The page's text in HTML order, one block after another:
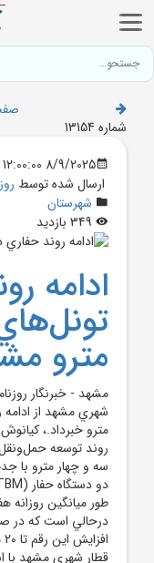
شماره 13154
8/9/2025 12:00:00 AM
ارسال شده توسط
شهرستان
ادامه
مترو
مشهد - خبرنگار
شهري مشهد از
مترو خبرداد.،
روند توسعه
سه و چهار مترو با
درحالي است که در
قطار شهري مشهد با